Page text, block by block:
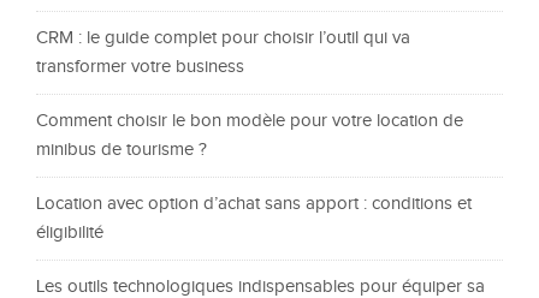
CRM : le guide complet pour choisir l’outil qui va
transformer votre business
Comment choisir le bon modèle pour votre location de
minibus de tourisme ?
Location avec option d’achat sans apport : conditions et
éligibilité
Les outils technologiques indispensables pour équiper sa